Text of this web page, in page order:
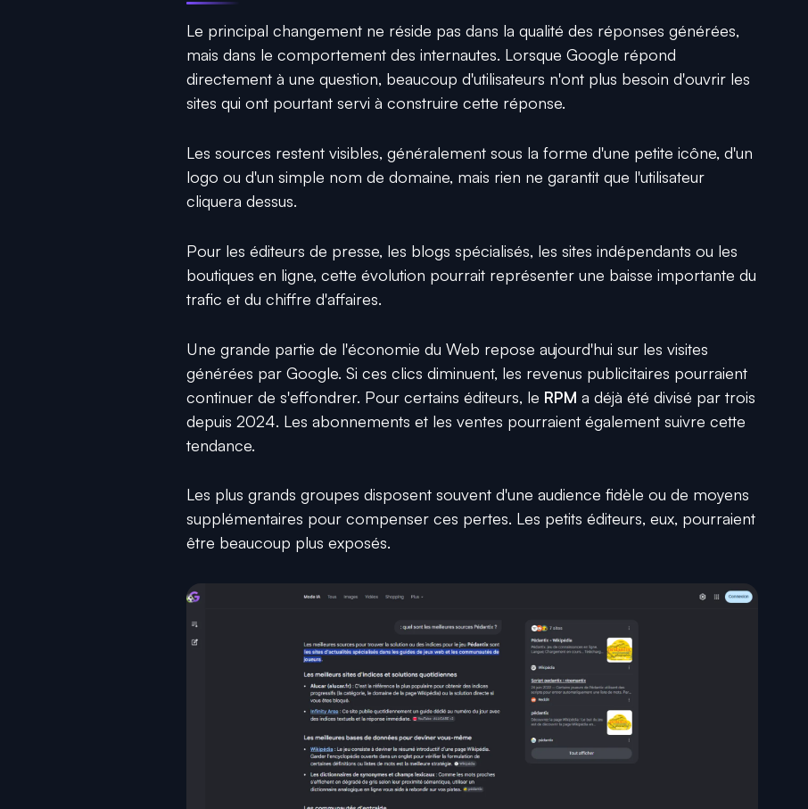
Le principal changement ne réside pas dans la qualité des réponses générées,
mais dans le comportement des internautes. Lorsque Google répond
directement à une question, beaucoup d'utilisateurs n'ont plus besoin d'ouvrir les
sites qui ont pourtant servi à construire cette réponse.
Les sources restent visibles, généralement sous la forme d'une petite icône, d'un
logo ou d'un simple nom de domaine, mais rien ne garantit que l'utilisateur
cliquera dessus.
Pour les éditeurs de presse, les blogs spécialisés, les sites indépendants ou les
boutiques en ligne, cette évolution pourrait représenter une baisse importante du
trafic et du chiffre d'affaires.
Une grande partie de l'économie du Web repose aujourd'hui sur les visites
générées par Google. Si ces clics diminuent, les revenus publicitaires pourraient
continuer de s'effondrer. Pour certains éditeurs, le RPM a déjà été divisé par trois
depuis 2024. Les abonnements et les ventes pourraient également suivre cette
tendance.
Les plus grands groupes disposent souvent d'une audience fidèle ou de moyens
supplémentaires pour compenser ces pertes. Les petits éditeurs, eux, pourraient
être beaucoup plus exposés.